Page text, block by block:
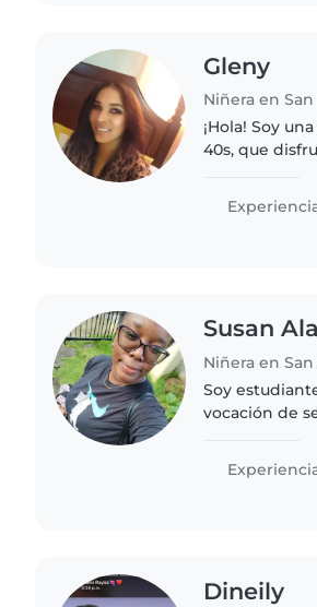
Gleny
Niñera en
¡Hola! Soy
40s, que
cuentos,
Susan
Niñera en
Soy
vocación de
confianza.
Dineily